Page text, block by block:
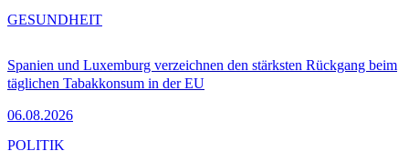
Spanien und Luxemburg verzeichnen den stärksten Rückgang beim
täglichen Tabakkonsum in der EU
06.08.2026
GESUNDHEIT
POLITIK